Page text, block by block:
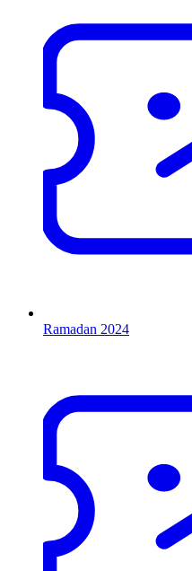
Ramadan 2024